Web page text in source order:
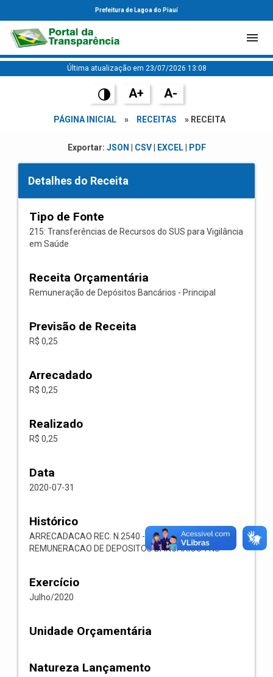
Prefeitura de Lagoa do Piauí
Última atualização em 23/07/2026 13:08
A+ A-
PÁGINA INICIAL » RECEITAS » RECEITA
Exportar: JSON CSV| EXCEL| PDF
Detalhes do Receita
Tipo de Fonte
215: Transferências de Recursos do SUS para Vigilância
em Saúde
Receita Orçamentária
Remuneração de Depósitos Bancários - Principal
Previsão de Receita
R$ 0,25
Arrecadado
R$ 0,25
Realizado
R$ 0,25
Data
2020-07-31
Histórico
ARRECADACAO REC. N.2540 -- 1321.00.1.1.03-
REMUNERACAO DE DEPOSITOS BANCARIOS-FNS
Exercício
Julho/2020
Unidade Orçamentária
Natureza Lançamento